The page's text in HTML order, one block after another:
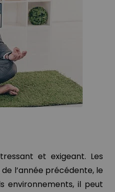
et exigeant. Les
l’année précédente, le
environnements, il peut